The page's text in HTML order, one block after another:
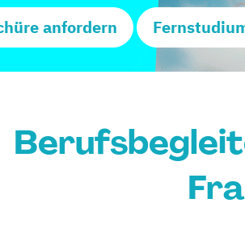
anfordern